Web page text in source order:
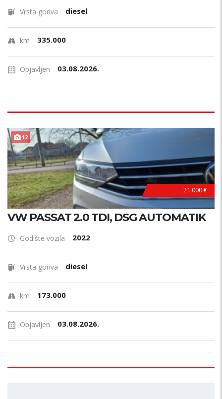
Vrsta goriva diesel
km 335.000
Objavljen 03.08.2026.
12
21.000 €
VW PASSAT 2.0 TDI, DSG AUTOMATIK
Godište vozila 2022
Vrsta goriva diesel
km 173.000
Objavljen 03.08.2026.